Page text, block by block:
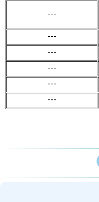
---
---
---
---
---
---